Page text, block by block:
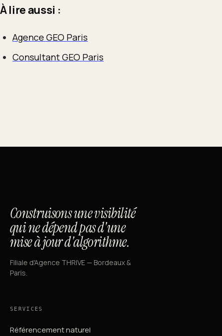
À lire aussi :
Agence GEO Paris
Consultant GEO Paris
Construisons une visibilité
qui ne dépend pas d'une
mise à jour d'algorithme.
Filiale d'Agence THRIVE — Bordeaux &
Paris.
SERVICES
Référencement naturel